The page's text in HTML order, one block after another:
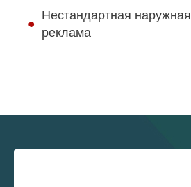
Нестандартная наружная
реклама